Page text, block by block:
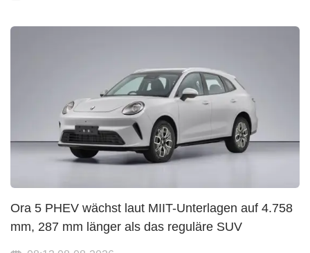
Ora 5 PHEV wächst laut MIIT-Unterlagen auf 4.758
mm, 287 mm länger als das reguläre SUV